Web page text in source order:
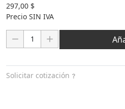
297,00 $
Precio SIN IVA
Cantidad:
Solicitar cotización